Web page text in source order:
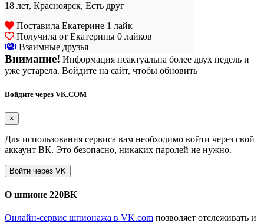
18 лет, Красноярск, Есть друг
Поставила Екатерине 1 лайк
Получила от Екатерины 0 лайков
Взаимные друзья
Внимание! Информация неактуальна более двух недель и
уже устарела. Войдите на сайт, чтобы обновить
Войдите через VK.COM
×
Для использования сервиса вам необходимо войти через свой
аккаунт ВК. Это безопасно, никаких паролей не нужно.
О шпионе 220ВК
Онлайн-сервис шпионажа в VK.com позволяет отслеживать и